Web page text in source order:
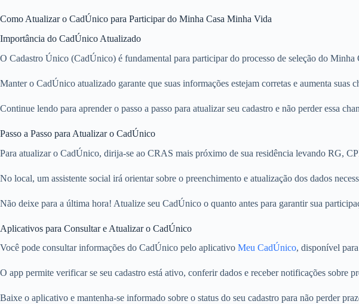
Como Atualizar o CadÚnico para Participar do Minha Casa Minha Vida
Importância do CadÚnico Atualizado
O Cadastro Único (CadÚnico) é fundamental para participar do processo de seleção do
Manter o CadÚnico atualizado garante que suas informações estejam corretas e aumenta suas
Continue lendo para aprender o passo a passo para atualizar seu cadastro e não perder essa
Passo a Passo para Atualizar o CadÚnico
Para atualizar o CadÚnico, dirija-se ao CRAS mais próximo de sua residência levando RG,
No local, um assistente social irá orientar sobre o preenchimento e atualização dos dados
Não deixe para a última hora! Atualize seu CadÚnico o quanto antes para garantir sua
Aplicativos para Consultar e Atualizar o CadÚnico
Você pode consultar informações do CadÚnico pelo aplicativo Meu CadÚnico, disponível
O app permite verificar se seu cadastro está ativo, conferir dados e receber notificações sobre
Baixe o aplicativo e mantenha-se informado sobre o status do seu cadastro para não perder